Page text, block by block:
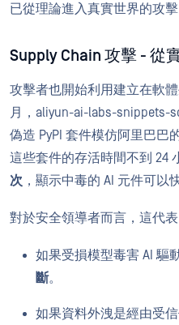
已從理論進入真實世界的攻擊
Supply Chain 攻擊 - 從
攻擊者也開始利用建立在軟
月，aliyun-ai-labs-snippets-
偽造 PyPI 套件模仿阿里巴巴
這些套件的存活時間不到 24
次 ，顯示中毒的 AI 元件可以
對於安全領導者而言，這代
如果受損模型毒害 AI 驅
斷。
如果資料外洩是經由受